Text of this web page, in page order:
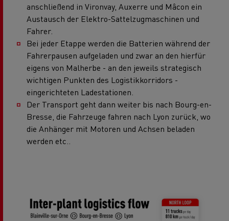
anschließend in Vironvay, Auxerre und Mâcon ein
Austausch der Elektro-Sattelzugmaschinen und
Fahrer.
Bei jeder Etappe werden die Batterien während der
Fahrerpausen aufgeladen und zwar an den hierfür
eigens von Malherbe - an den jeweils strategisch
wichtigen Punkten des Logistikkorridors -
eingerichteten Ladestationen.
Der Transport geht dann weiter bis nach Bourg-en-
Bresse, die Fahrzeuge fahren nach Lyon zurück, wo
die Anhänger mit Motoren und Achsen beladen
werden etc..